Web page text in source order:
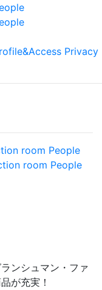
Privacy
ンシュマン・ファ
が充実！